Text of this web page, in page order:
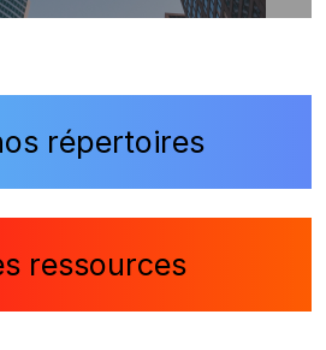
répertoires
ressources